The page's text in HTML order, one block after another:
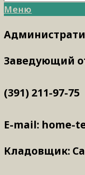
Меню
Заведующий
(391) 211-97-75
E-mail: home-
Кладовщик: